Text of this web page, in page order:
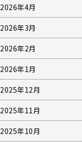
2026年4月
2026年3月
2026年2月
2026年1月
2025年12月
2025年11月
2025年10月